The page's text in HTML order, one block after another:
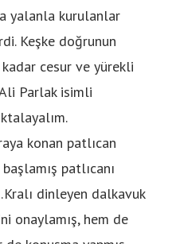
yalanla kurulanlar
Keşke doğrunun
cesur ve yürekli
Parlak isimli
konan patlıcan
patlıcanı
dinleyen dalkavuk
onaylamış, hem de